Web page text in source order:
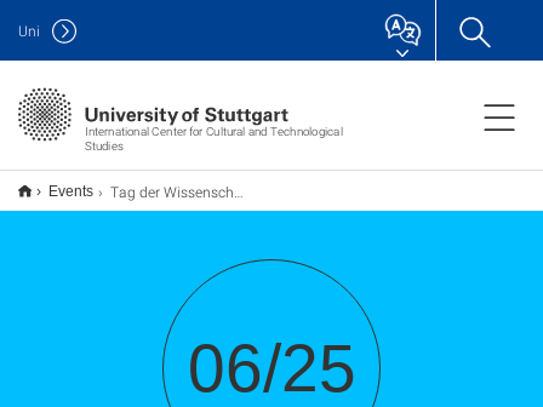
International Center for Cultural and Technological
Studies
Uni
Events Tag der Wissenschaft: "Fragen an KollegIn KI" und Reallaborforschung stellen sich vor
06/25